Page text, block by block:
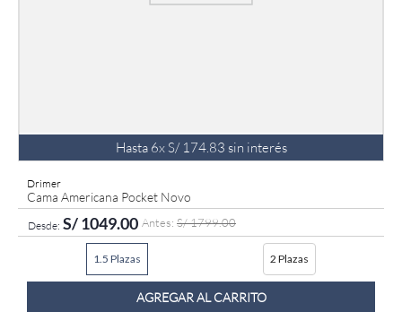
Hasta 6xS/ 174. 83 sin interés
Drimer
Cama Americana Pocket Novo
S/1049.00 S/1799.00
1.5 Plazas 2 Plazas
AGREGAR AL CARRITO